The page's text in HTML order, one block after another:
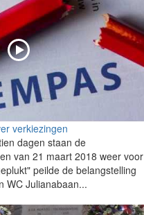
verkiezingen
dagen staan de
van 21 maart 2018 weer voor
peilde de belangstelling
WC Julianabaan...